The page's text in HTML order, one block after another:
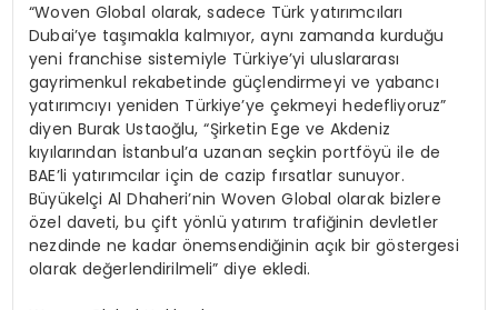
“Woven Global olarak, sadece Türk yatırımcıları
Dubai’ye taşımakla kalmıyor, aynı zamanda kurduğu
yeni franchise sistemiyle Türkiye’yi uluslararası
gayrimenkul rekabetinde güçlendirmeyi ve yabancı
yatırımcıyı yeniden Türkiye’ye çekmeyi hedefliyoruz”
diyen Burak Ustaoğlu, “Şirketin Ege ve Akdeniz
kıyılarından İstanbul’a uzanan seçkin portföyü ile de
BAE’li yatırımcılar için de cazip fırsatlar sunuyor.
Büyükelçi AlDhaheri’nin Woven Global olarak bizlere
özel daveti, bu çift yönlü yatırım trafiğinin devletler
nezdinde ne kadar önemsendiğinin açık bir göstergesi
olarak değerlendirilmeli” diye ekledi.